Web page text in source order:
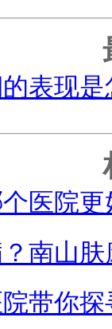
表现是
医院更
南山肤
带你探